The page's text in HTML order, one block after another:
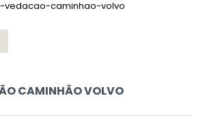
CAMINHÃO VOLVO